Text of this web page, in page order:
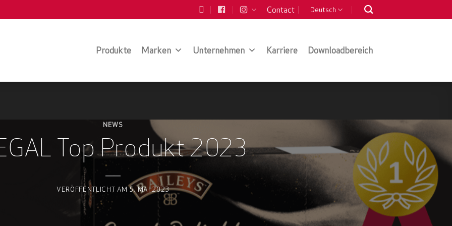
Contact Deutsch
Produkte Marken Unternehmen Karriere Downloadbereich
NEWS
Top Produkt 2023
VERÖFFENTLICHT AM5. MAI 2023